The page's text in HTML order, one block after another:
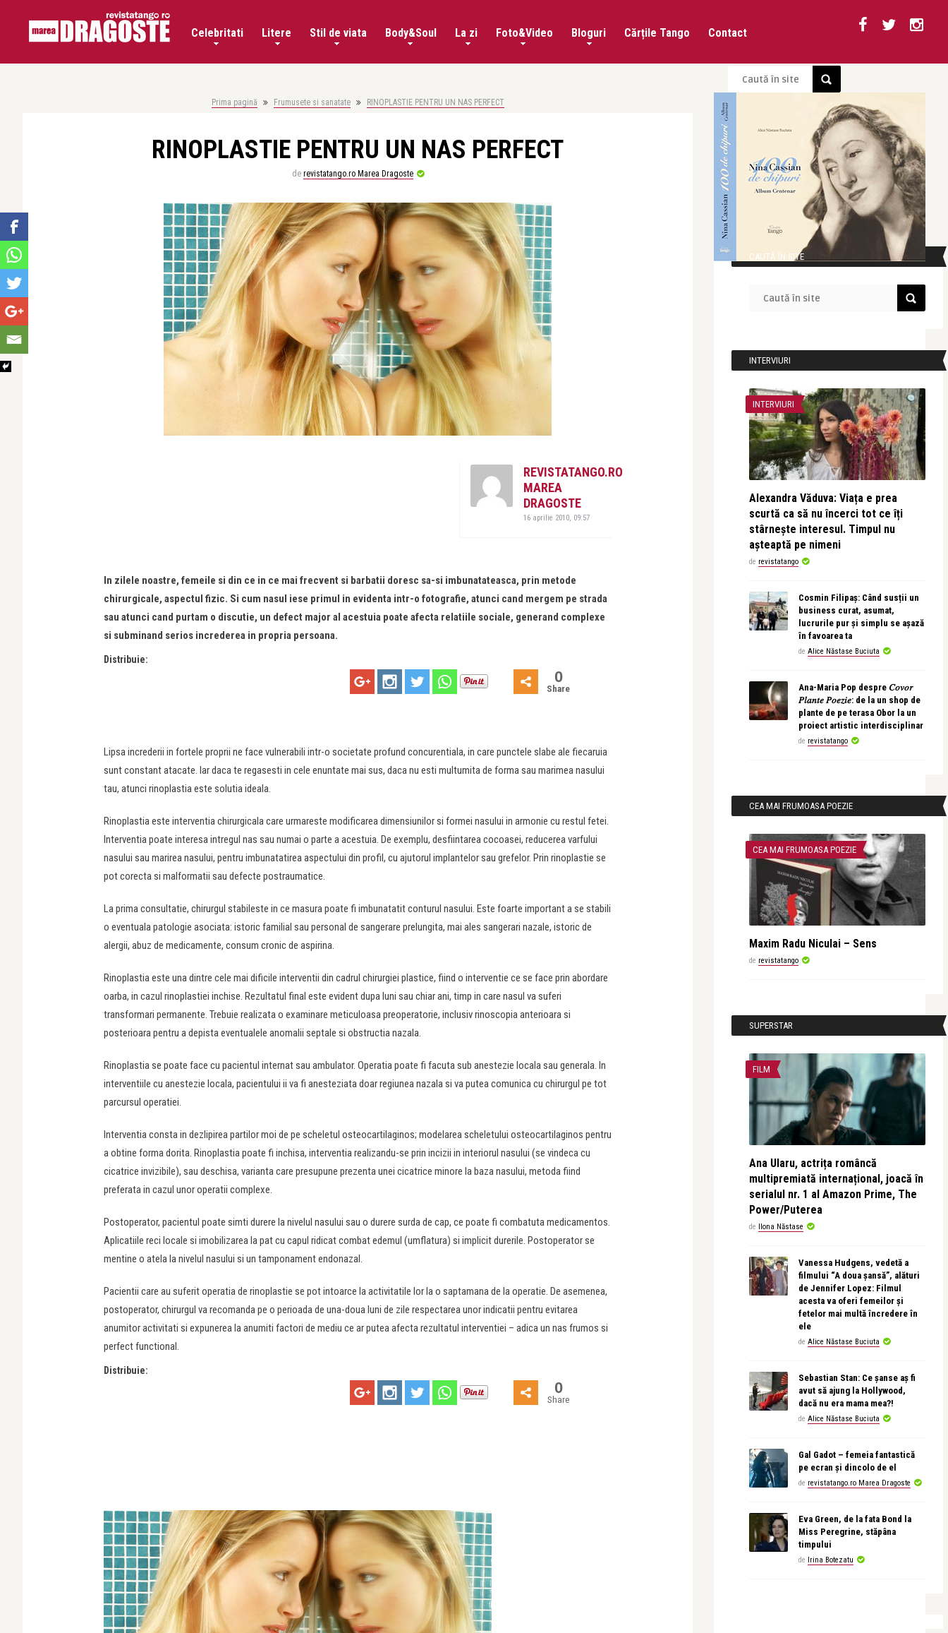
Celebritati Litere Stil de viata Body&Soul La zi Foto&Video Bloguri Cărțile Tango Contact
Prima pagină Frumusete si sanatate RINOPLASTIE PENTRU UN NAS PERFECT
RINOPLASTIE PENTRU UN NAS PERFECT
de revistatango.ro Marea Dragoste
REVISTATANGO.RO
MAREA
DRAGOSTE
16 aprilie 2010, 09:57
In zilele noastre, femeile si din ce in ce mai frecvent si barbatii doresc sa-si imbunatateasca, prin metode
chirurgicale, aspectul fizic. Si cum nasul iese primul in evidenta intr-o fotografie, atunci cand mergem pe strada
sau atunci cand purtam o discutie, un defect major al acestuia poate afecta relatiile sociale, generand complexe
si subminand serios increderea in propria persoana.
Distribuie:
0
Share
Lipsa increderii in fortele proprii ne face vulnerabili intr-o societate profund concurentiala, in care punctele slabe ale fiecaruia
sunt constant atacate. Iar daca te regasesti in cele enuntate mai sus, daca nu esti multumita de forma sau marimea nasului
tau, atunci rinoplastia este solutia ideala.
Rinoplastia este interventia chirurgicala care urmareste modificarea dimensiunilor si formei nasului in armonie cu restul fetei.
Interventia poate interesa intregul nas sau numai o parte a acestuia. De exemplu, desfiintarea cocoasei, reducerea varfului
nasului sau marirea nasului, pentru imbunatatirea aspectului din profil, cu ajutorul implantelor sau grefelor. Prin rinoplastie se
pot corecta si malformatii sau defecte postraumatice.
La prima consultatie, chirurgul stabileste in ce masura poate fi imbunatatit conturul nasului. Este foarte important a se stabili
o eventuala patologie asociata: istoric familial sau personal de sangerare prelungita, mai ales sangerari nazale, istoric de
alergii, abuz de medicamente, consum cronic de aspirina.
Rinoplastia este una dintre cele mai dificile interventii din cadrul chirurgiei plastice, fiind o interventie ce se face prin abordare
oarba, in cazul rinoplastiei inchise. Rezultatul final este evident dupa luni sau chiar ani, timp in care nasul va suferi
transformari permanente. Trebuie realizata o examinare meticuloasa preoperatorie, inclusiv rinoscopia anterioara si
posterioara pentru a depista eventualele anomalii septale si obstructia nazala.
Rinoplastia se poate face cu pacientul internat sau ambulator. Operatia poate fi facuta sub anestezie locala sau generala. In
interventiile cu anestezie locala, pacientului ii va fi anesteziata doar regiunea nazala si va putea comunica cu chirurgul pe tot
parcursul operatiei.
Interventia consta in dezlipirea partilor moi de pe scheletul osteocartilaginos; modelarea scheletului osteocartilaginos pentru
a obtine forma dorita. Rinoplastia poate fi inchisa, interventia realizandu-se prin incizii in interiorul nasului (se vindeca cu
cicatrice invizibile), sau deschisa, varianta care presupune prezenta unei cicatrice minore la baza nasului, metoda fiind
preferata in cazul unor operatii complexe.
Postoperator, pacientul poate simti durere la nivelul nasului sau o durere surda de cap, ce poate fi combatuta medicamentos.
Aplicatiile reci locale si imobilizarea la pat cu capul ridicat combat edemul (umflatura) si implicit durerile. Postoperator se
mentine o atela la nivelul nasului si un tamponament endonazal.
Pacientii care au suferit operatia de rinoplastie se pot intoarce la activitatile lor la o saptamana de la operatie. De asemenea,
postoperator, chirurgul va recomanda pe o perioada de una-doua luni de zile respectarea unor indicatii pentru evitarea
anumitor activitati si expunerea la anumiti factori de mediu ce ar putea afecta rezultatul interventiei – adica un nas frumos si
perfect functional.
Distribuie:
0
Share
CAUTĂ ÎN SITE
INTERVIURI
INTERVIURI
Alexandra Văduva: Viața e prea
scurtă ca să nu încerci tot ce îți
stârnește interesul. Timpul nu
așteaptă pe nimeni
de revistatango
Cosmin Filipaș: Când susții un
business curat, asumat,
lucrurile pur și simplu se așază
în favoarea ta
de Alice Năstase Buciuta
Ana-Maria Pop despre 𝐶𝑜𝑣𝑜𝑟
𝑃𝑙𝑎𝑛𝑡𝑒 𝑃𝑜𝑒𝑧𝑖𝑒: de la un shop de
plante de pe terasa Obor la un
proiect artistic interdisciplinar
de revistatango
CEA MAI FRUMOASA POEZIE
CEA MAI FRUMOASA POEZIE
Maxim Radu Niculai – Sens
de revistatango
SUPERSTAR
FILM
Ana Ularu, actrița româncă
multipremiată internațional, joacă în
serialul nr. 1 al Amazon Prime, The
Power/Puterea
de Ilona Năstase
Vanessa Hudgens, vedetă a
filmului “A doua șansă”, alături
de Jennifer Lopez: Filmul
acesta va oferi femeilor și
fetelor mai multă încredere în
ele
de Alice Năstase Buciuta
Sebastian Stan: Ce șanse aș fi
avut să ajung la Hollywood,
dacă nu era mama mea?!
de Alice Năstase Buciuta
Gal Gadot – femeia fantastică
pe ecran și dincolo de el
de revistatango.ro Marea Dragoste
Eva Green, de la fata Bond la
Miss Peregrine, stăpâna
timpului
de Irina Botezatu